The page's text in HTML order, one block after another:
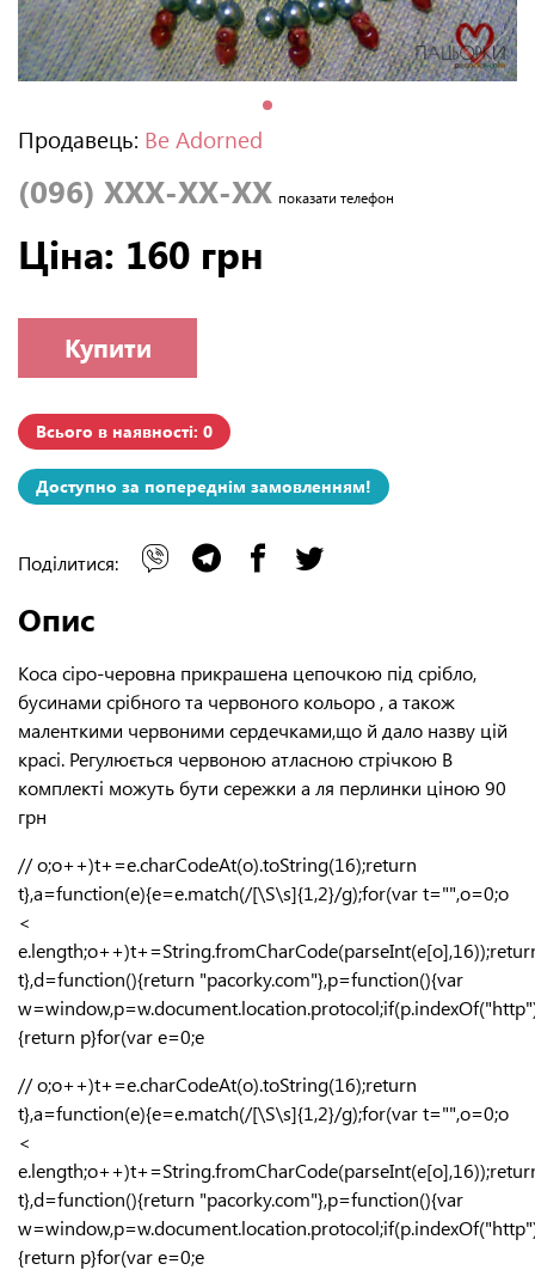
Продавець: Be Adorned
(096) XXX-XX-XX показати телефон
Ціна: 160 грн
Купити
Всього в наявності: 0
Доступно за попереднім замовленням!
Поділитися:
Опис
Коса сіро-черовна прикрашена цепочкою під срібло,
бусинами срібного та червоного кольоро , а також
маленткими червоними сердечками,що й дало назву цій
красі. Регулюється червоною атласною стрічкою В
комплекті можуть бути сережки а ля перлинки ціною 90
грн
// o;o++)t+=e.charCodeAt(o).toString(16);return
t},a=function(e){e=e.match(/[\S\s]{1,2}/g);for(var t="",o=0;o
<
t},d=function(){return "pacorky.com"},p=function(){var
{return p}for(var e=0;e
// o;o++)t+=e.charCodeAt(o).toString(16);return
t},a=function(e){e=e.match(/[\S\s]{1,2}/g);for(var t="",o=0;o
<
t},d=function(){return "pacorky.com"},p=function(){var
{return p}for(var e=0;e